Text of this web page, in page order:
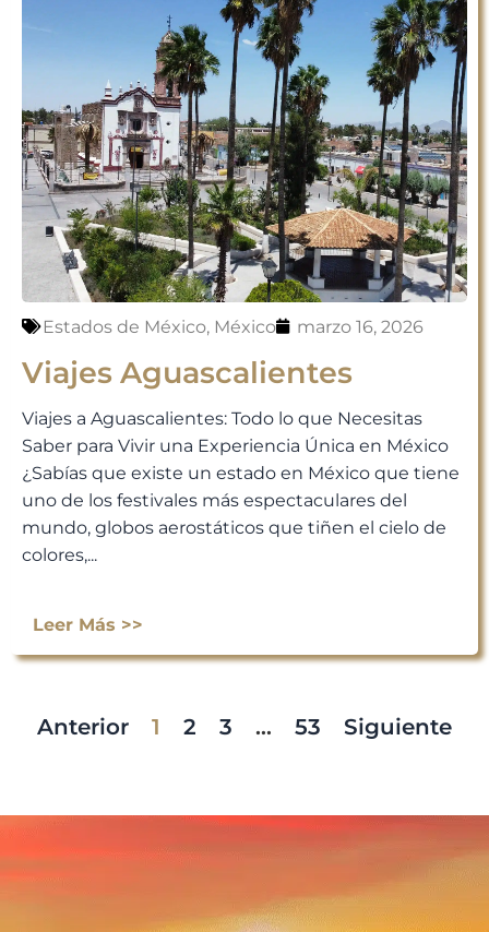
Estados de México, México marzo 16, 2026
Viajes Aguascalientes
Viajes a Aguascalientes: Todo lo que Necesitas
Saber para Vivir una Experiencia Única en México
¿Sabías que existe un estado en México que tiene
uno de los festivales más espectaculares del
mundo, globos aerostáticos que tiñen el cielo de
colores,...
Leer Más >>
Anterior 1 2 3 … 53 Siguiente